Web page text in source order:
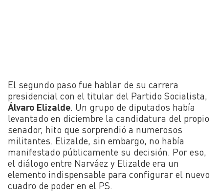
El segundo paso fue hablar de su carrera
presidencial con el titular del Partido Socialista,
Álvaro Elizalde. Un grupo de diputados había
levantado en diciembre la candidatura del propio
senador, hito que sorprendió a numerosos
militantes. Elizalde, sin embargo, no había
manifestado públicamente su decisión. Por eso,
el diálogo entre Narváez y Elizalde era un
elemento indispensable para configurar el nuevo
cuadro de poder en el PS.